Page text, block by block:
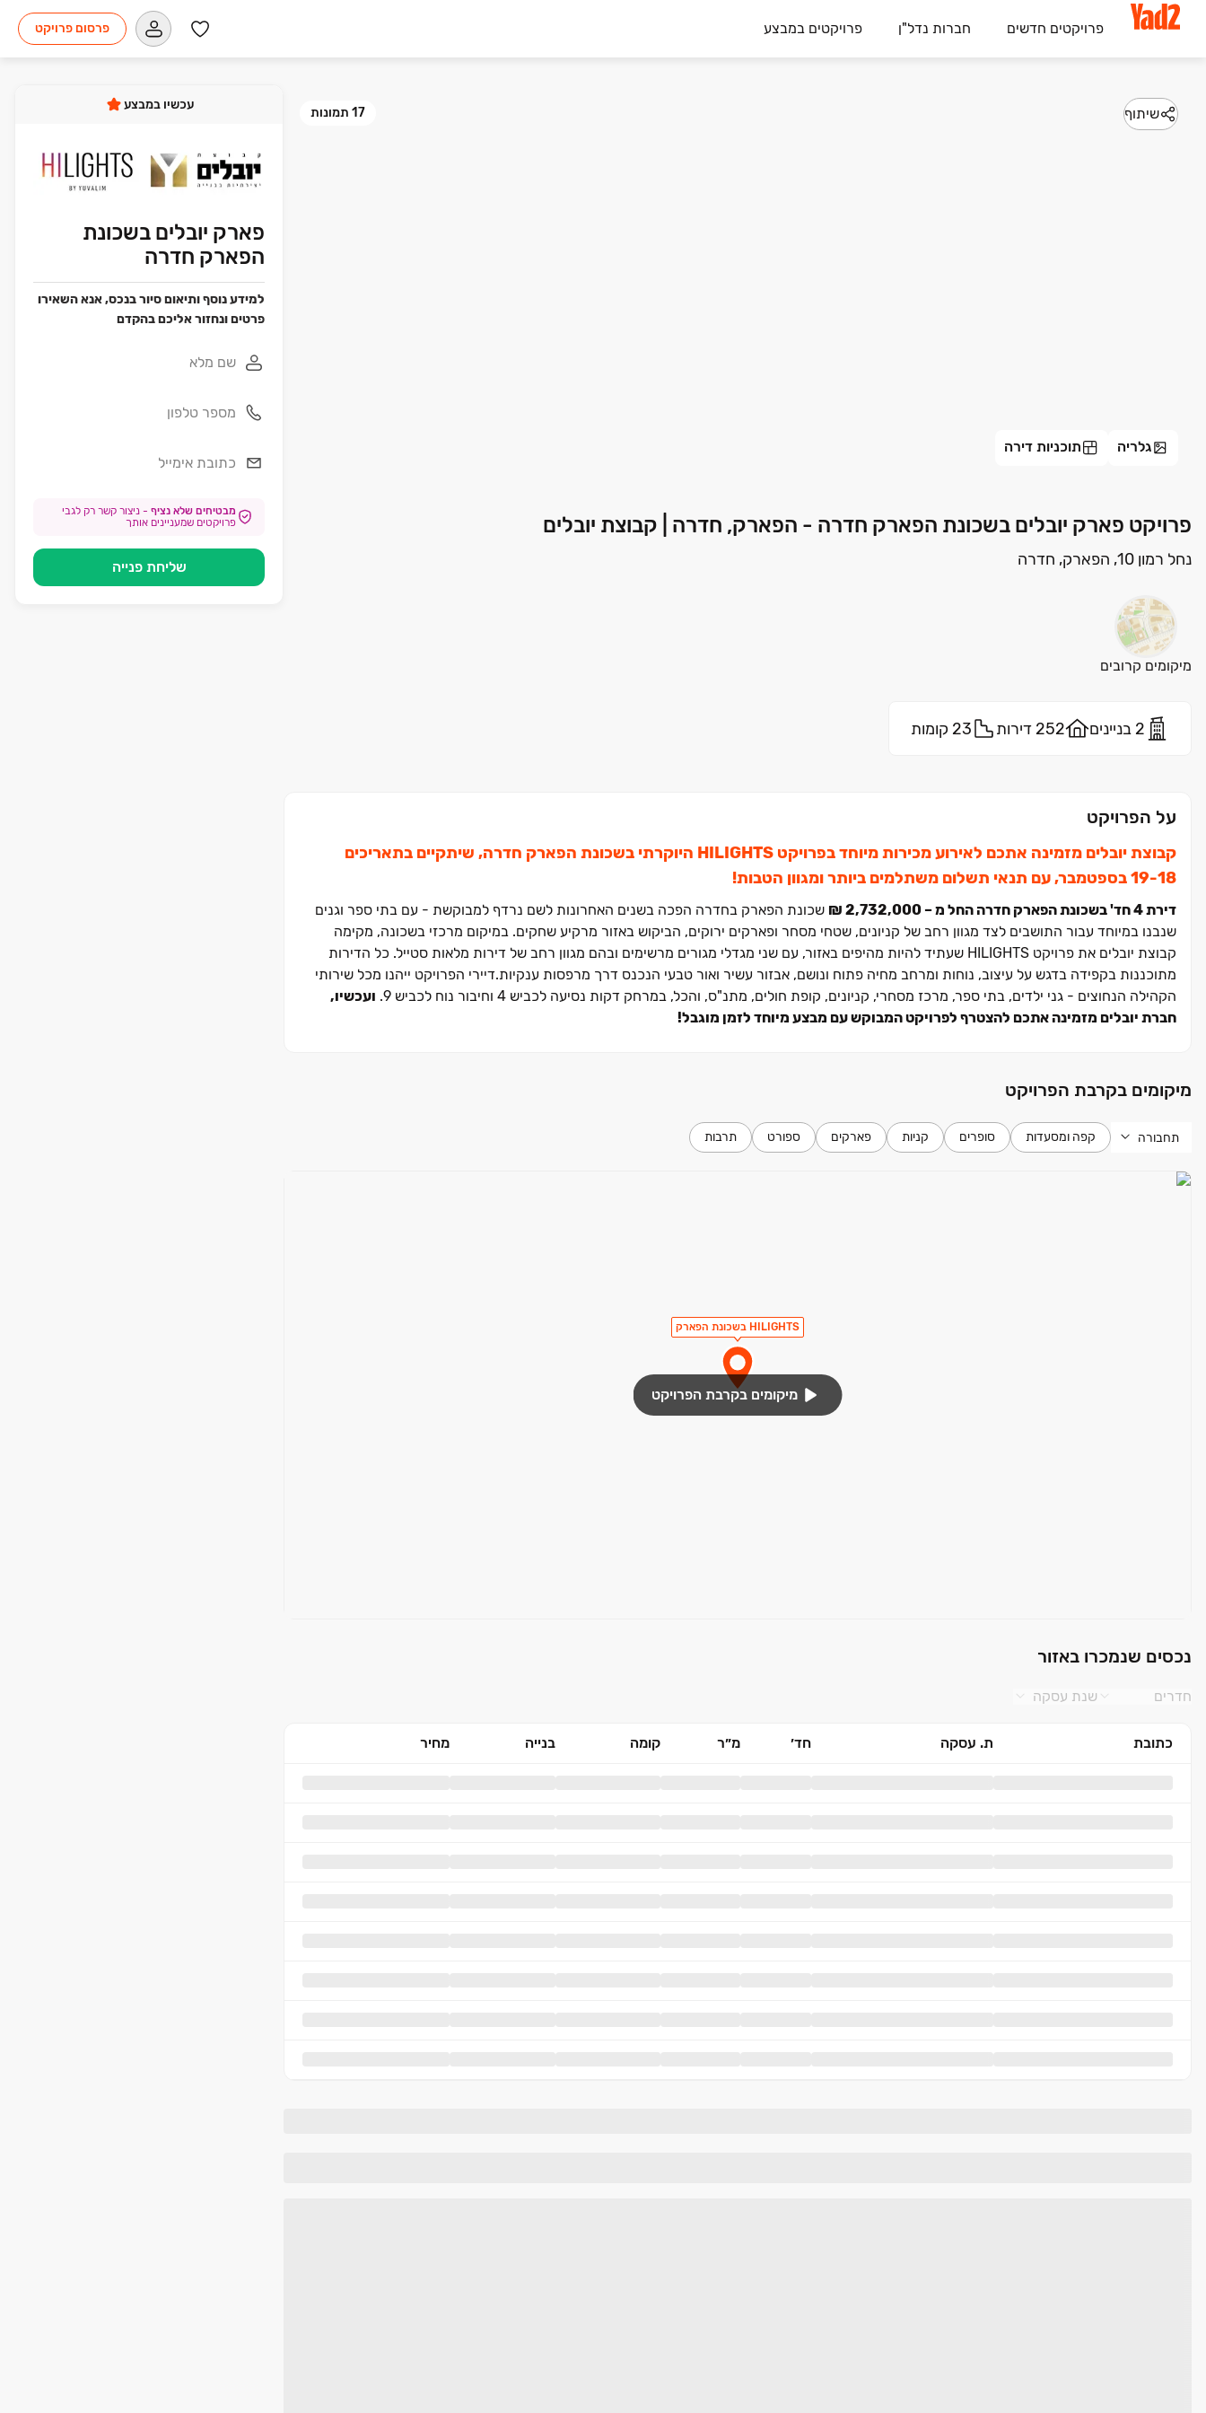
פרויקטים חדשים חברות נדל"ן פרויקטים במבצע פרסום פרויקט
17 תמונות שיתוף
גלריה תוכניות דירה
פרויקט פארק יובלים בשכונת הפארק חדרה - הפארק, חדרה | קבוצת יובלים
נחל רמון 10, הפארק, חדרה
מיקומים קרובים
2 בניינים 252 דירות 23 קומות
על הפרויקט
קבוצת יובלים מזמינה אתכם לאירוע מכירות מיוחד בפרויקט HILIGHTS היוקרתי בשכונת הפארק חדרה, שיתקיים בתאריכים
דירת ‏4 חד' בשכונת הפארק חדרה החל מ ‏– ‏2,732,000 ‏₪
שכונת הפארק בחדרה הפכה בשנים האחרונות לשם נרדף למבוקשת ‏- עם בתי ספר וגנים
שנבנו במיוחד עבור התושבים לצד מגוון רחב של קניונים, שטחי מסחר ופארקים ירוקים, הביקוש באזור מרקיע שחקים. במיקום מרכזי בשכונה, מקימה
קבוצת יובלים את פרויקט HILIGHTS שעתיד להיות מהיפים באזור, עם שני מגדלי מגורים מרשימים ובהם מגוון רחב של דירות מלאות סטייל. כל הדירות
מתוכננות בקפידה בדגש על עיצוב, נוחות ומרחב מחיה פתוח ונושם, אבזור עשיר ואור טבעי הנכנס דרך מרפסות ענקיות.דיירי הפרויקט ייהנו מכל שירותי
הקהילה הנחוצים ‏- גני ילדים, בתי ספר, מרכז מסחרי, קניונים, קופת חולים, מתנ"ס, והכל, במרחק דקות נסיעה לכביש ‏4 וחיבור נוח לכביש ‏9.
ועכשיו,
חברת יובלים מזמינה אתכם להצטרף לפרויקט המבוקש עם מבצע מיוחד לזמן מוגבל!
מיקומים בקרבת הפרויקט
תחבורה קפה ומסעדות סופרים קניות פארקים ספורט תרבות
HILIGHTS בשכונת הפארק
מיקומים בקרבת הפרויקט
נכסים שנמכרו באזור
חדרים שנת עסקה
כתובת ת. עסקה חד׳ מ״ר קומה בנייה מחיר
עכשיו במבצע
פארק יובלים בשכונת
הפארק חדרה
למידע נוסף ותיאום סיור בנכס, אנא השאירו
פרטים ונחזור אליכם בהקדם
מבטיחים שלא נציף - ניצור קשר רק לגבי
פרויקטים שמעניינים אותך
שליחת פנייה